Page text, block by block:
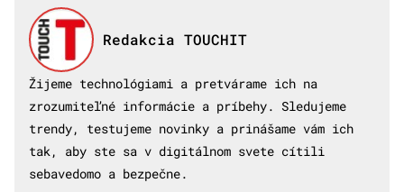
Redakcia TOUCHIT
Žijeme technológiami a pretvárame ich na
zrozumiteľné informácie a príbehy. Sledujeme
trendy, testujeme novinky a prinášame vám ich
tak, aby ste sa v digitálnom svete cítili
sebavedomo a bezpečne.